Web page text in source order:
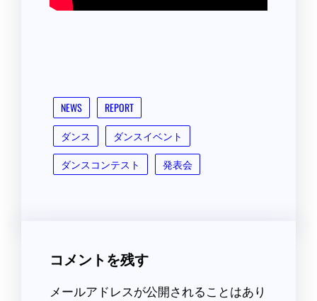
NEWS
REPORT
ダンス
ダンスイベント
ダンスコンテスト
発表会
コメントを残す
メールアドレスが公開されることはあり